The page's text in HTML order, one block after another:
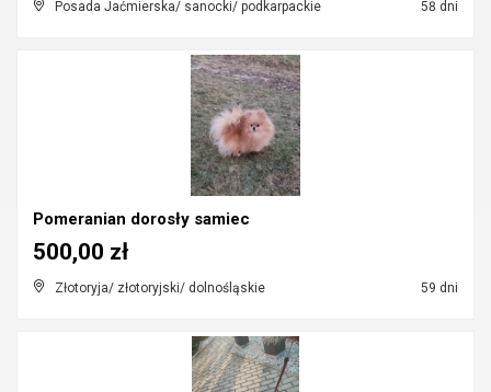
Posada Jaćmierska/ sanocki/ podkarpackie 58 dni
Pomeranian dorosły samiec
Złotoryja/ złotoryjski/ dolnośląskie 59 dni
500,00 zł